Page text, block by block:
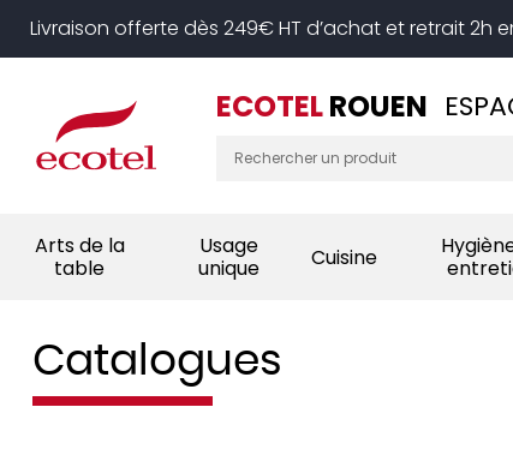
Livraison offerte dès 249€ HT d’achat et retrait 2h
ECOTELROUEN
Arts de la
table
Usage
unique
Cuisine
Catalogues
Panneau de gestion des cookies